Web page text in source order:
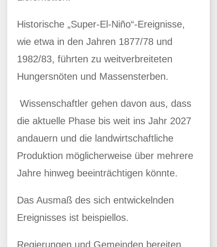
Historische „Super-El-Niño“-Ereignisse,
wie etwa in den Jahren 1877/78 und
1982/83, führten zu weitverbreiteten
Hungersnöten und Massensterben.
Wissenschaftler gehen davon aus, dass
die aktuelle Phase bis weit ins Jahr 2027
andauern und die landwirtschaftliche
Produktion möglicherweise über mehrere
Jahre hinweg beeinträchtigen könnte.
Das Ausmaß des sich entwickelnden
Ereignisses ist beispiellos.
Regierungen und Gemeinden bereiten